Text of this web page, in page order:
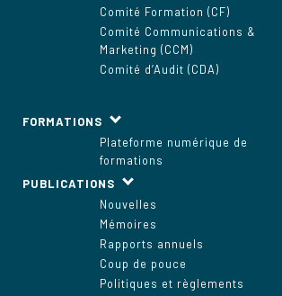
Comité Formation (CF)
Comité Communications &
Marketing (CCM)
Comité d’Audit (CDA)
FORMATIONS
Plateforme numérique de
formations
PUBLICATIONS
Nouvelles
Mémoires
Rapports annuels
Coup de pouce
Politiques et règlements